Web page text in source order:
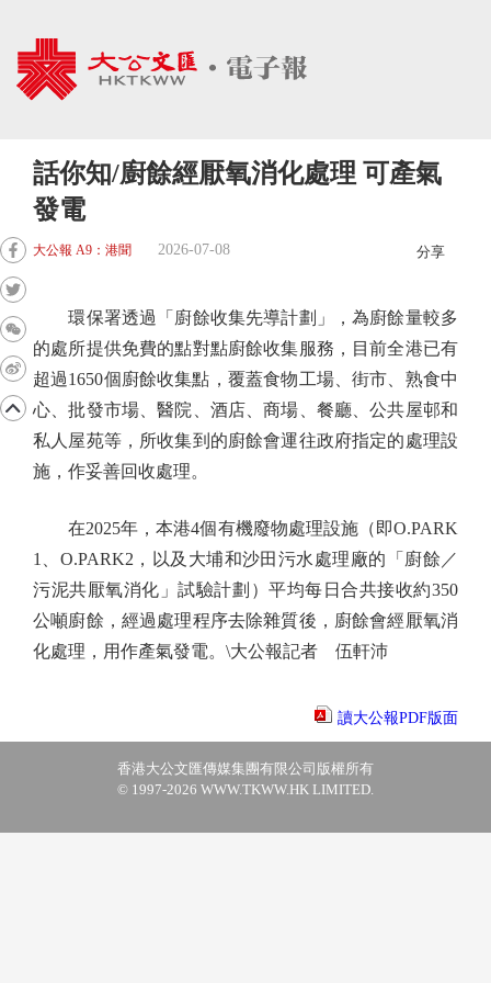
話你知/廚餘經厭氧消化處理 可產氣
發電
大公報 A9：港聞 2026-07-08 分享
環保署透過「廚餘收集先導計劃」，為廚餘量較多
的處所提供免費的點對點廚餘收集服務，目前全港已有
超過1650個廚餘收集點，覆蓋食物工場、街市、熟食中
心、批發市場、醫院、酒店、商場、餐廳、公共屋邨和
私人屋苑等，所收集到的廚餘會運往政府指定的處理設
施，作妥善回收處理。
在2025年，本港4個有機廢物處理設施（即O.PARK
1、O.PARK2，以及大埔和沙田污水處理廠的「廚餘／
污泥共厭氧消化」試驗計劃）平均每日合共接收約350
公噸廚餘，經過處理程序去除雜質後，廚餘會經厭氧消
化處理，用作產氣發電。\大公報記者 伍軒沛
讀大公報PDF版面
香港大公文匯傳媒集團有限公司版權所有
© 1997-2026 WWW.TKWW.HK LIMITED.